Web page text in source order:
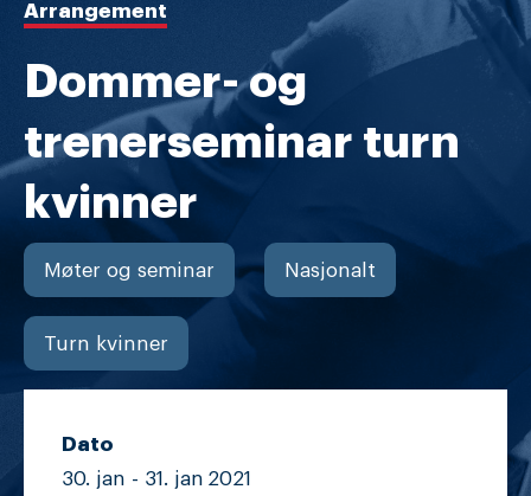
Arrangement
Dommer- og
trenerseminar turn
kvinner
Møter og seminar Nasjonalt
Turn kvinner
Dato
30. jan - 31. jan 2021